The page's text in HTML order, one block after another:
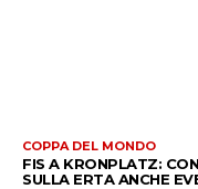
COPPA DEL MONDO
FIS A KRONPLATZ:
SULLA ERTA ANCHE